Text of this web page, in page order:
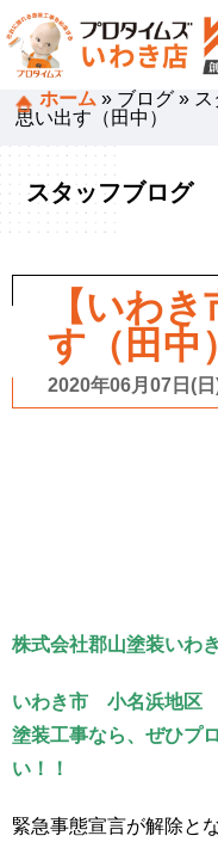
ホーム » ブログ »
思い出す（田中）
スタッフブログ
【いわ
す（田中）
2020年06月07日(
株式会社郡山塗装いわ
いわき市 小名浜地区
塗装工事なら、ぜひプ
い！！
緊急事態宣言が解除と